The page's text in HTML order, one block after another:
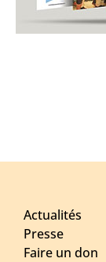
Actualités
Presse
Faire un don